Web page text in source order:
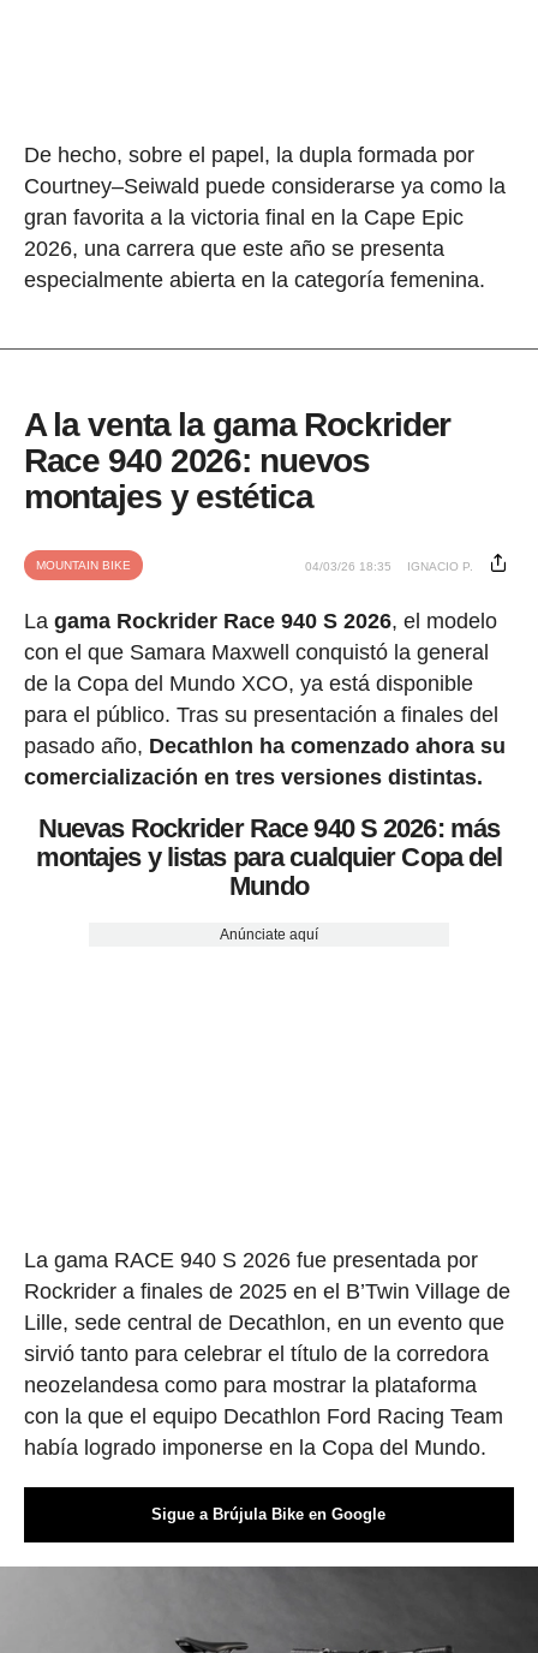
De hecho, sobre el papel, la dupla formada por
Courtney–Seiwald puede considerarse ya como la
gran favorita a la victoria final en la Cape Epic
2026, una carrera que este año se presenta
especialmente abierta en la categoría femenina.
A la venta la gama Rockrider
Race 940 2026: nuevos
montajes y estética
MOUNTAIN BIKE 04/03/26 18:35 IGNACIO P.
La gama Rockrider Race 940 S 2026, el modelo
con el que Samara Maxwell conquistó la general
de la Copa del Mundo XCO, ya está disponible
para el público. Tras su presentación a finales del
pasado año, Decathlon ha comenzado ahora su
comercialización en tres versiones distintas.
Nuevas Rockrider Race 940 S 2026: más
montajes y listas para cualquier Copa del
Mundo
Anúnciate aquí
La gama RACE 940 S 2026 fue presentada por
Rockrider a finales de 2025 en el B’Twin Village de
Lille, sede central de Decathlon, en un evento que
sirvió tanto para celebrar el título de la corredora
neozelandesa como para mostrar la plataforma
con la que el equipo Decathlon Ford Racing Team
había logrado imponerse en la Copa del Mundo.
Sigue a Brújula Bike en Google